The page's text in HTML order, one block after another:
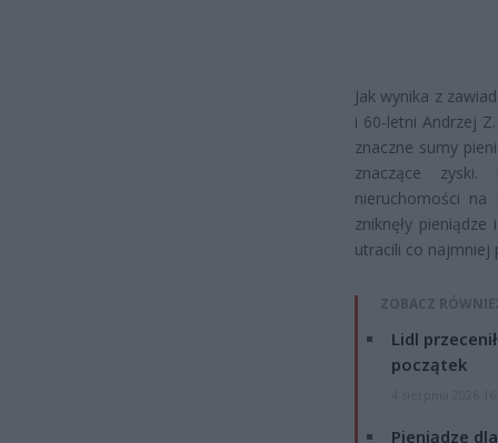
Jak wynika z
i 60-letni Andrzej
znaczne sumy
znaczące zyski.
nieruchomości na
zniknęły
utracili co najmniej
ZOBACZ
Lidl
początek
Pieniądze